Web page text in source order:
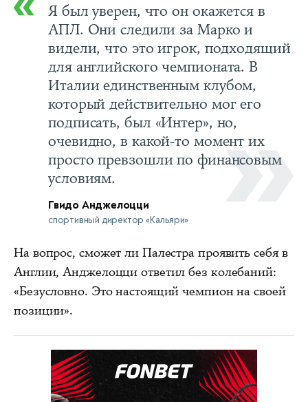
Я был уверен, что он окажется в
АПЛ. Они следили за Марко и
видели, что это игрок, подходящий
для английского чемпионата. В
Италии единственным клубом,
который действительно мог его
подписать, был «Интер», но,
очевидно, в какой-то момент их
просто превзошли по финансовым
условиям.
Гвидо Анджелоцци
спортивный директор «Кальяри»
На вопрос, сможет ли Палестра проявить себя в
Англии, Анджелоцци ответил без колебаний:
«Безусловно. Это настоящий чемпион на своей
позиции».